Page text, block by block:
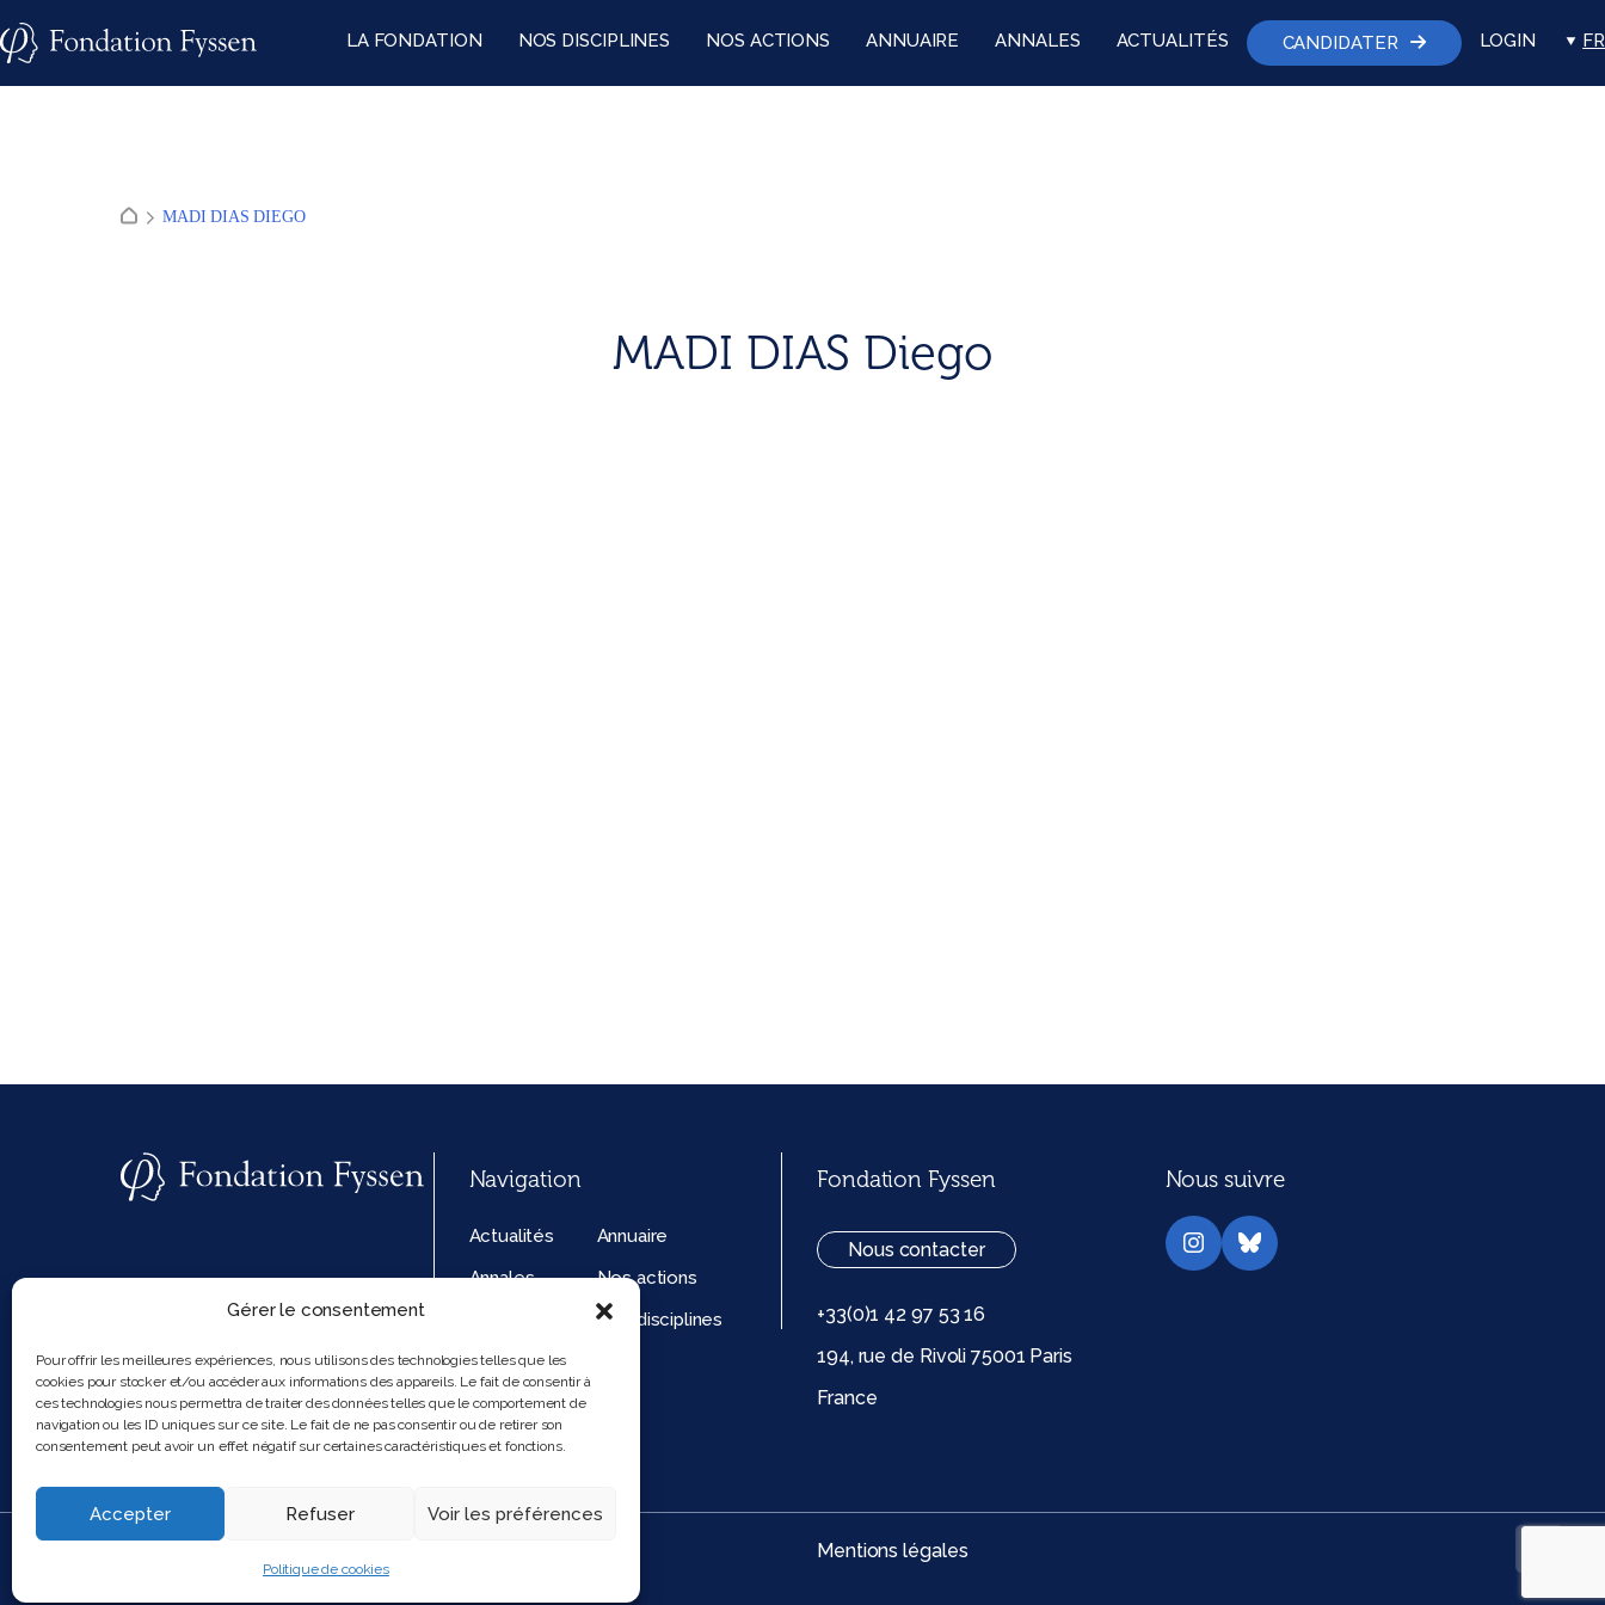
Gérer le consentement
Pour offrir les meilleures expériences, nous utilisons des technologies telles que les
cookies pour stocker et/ou accéder aux informations des appareils. Le fait de consentir à
ces technologies nous permettra de traiter des données telles que le comportement de
navigation ou les ID uniques sur ce site. Le fait de ne pas consentir ou de retirer son
consentement peut avoir un effet négatif sur certaines caractéristiques et fonctions.
Accepter Refuser Voir les préférences
Politique de cookies
to
LA FONDATION NOS DISCIPLINES NOS ACTIONS ANNUAIRE ANNALES ACTUALITÉS CANDIDATER LOGIN FR
MADI DIAS DIEGO
MADI DIAS Diego
Navigation
Actualités
Annuaire
Annales
Nos actions
Nos disciplines
Politique de
cookies (UE)
Fondation Fyssen
Nous contacter
+33(0)1 42 97 53 16
194, rue de Rivoli 75001 Paris
France
Nous suivre
Instagram
Bluesky
Mentions légales